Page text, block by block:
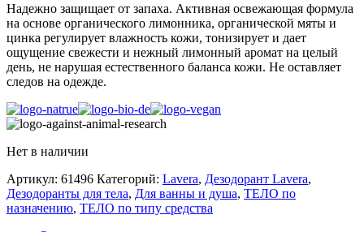
Надежно защищает от запаха. Активная освежающая формула
на основе органического лимонника, органической мяты и
цинка регулирует влажность кожи, тонизирует и дает
ощущение свежести и нежный лимонный аромат на целый
день, не нарушая естественного баланса кожи. Не оставляет
следов на одежде.
Нет в наличии
Артикул: 61496 Категорий: Lavera, Дезодорант Lavera,
Дезодоранты для тела, Для ванны и душа, ТЕЛО по
назначению, ТЕЛО по типу средства